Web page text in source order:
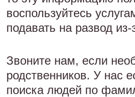
воспользуйтесь
подавать на развод
Звоните нам, если
родственников. У нас
поиска людей по